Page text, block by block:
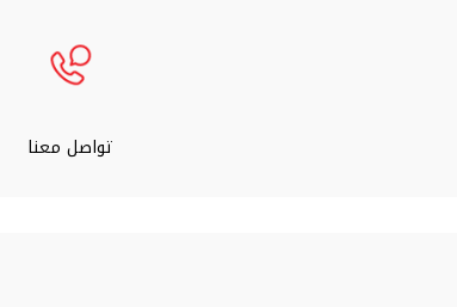
تواصل معنا